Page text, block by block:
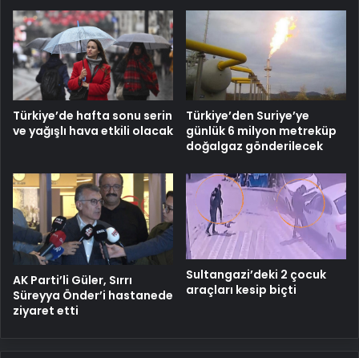
Türkiye’de hafta sonu serin
ve yağışlı hava etkili olacak
Türkiye’den Suriye’ye
günlük 6 milyon metreküp
doğalgaz gönderilecek
AK Parti’li Güler, Sırrı
Süreyya Önder’i hastanede
ziyaret etti
Sultangazi’deki 2 çocuk
araçları kesip biçti